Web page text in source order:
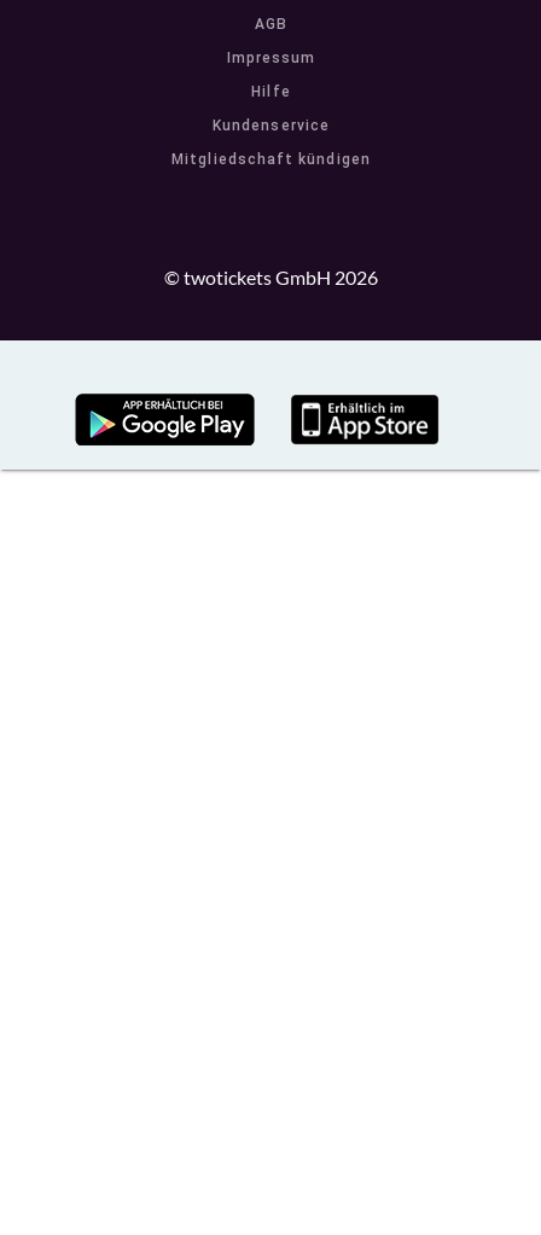
AGB
Impressum
Hilfe
Kundenservice
Mitgliedschaft kündigen
© twotickets GmbH 2026